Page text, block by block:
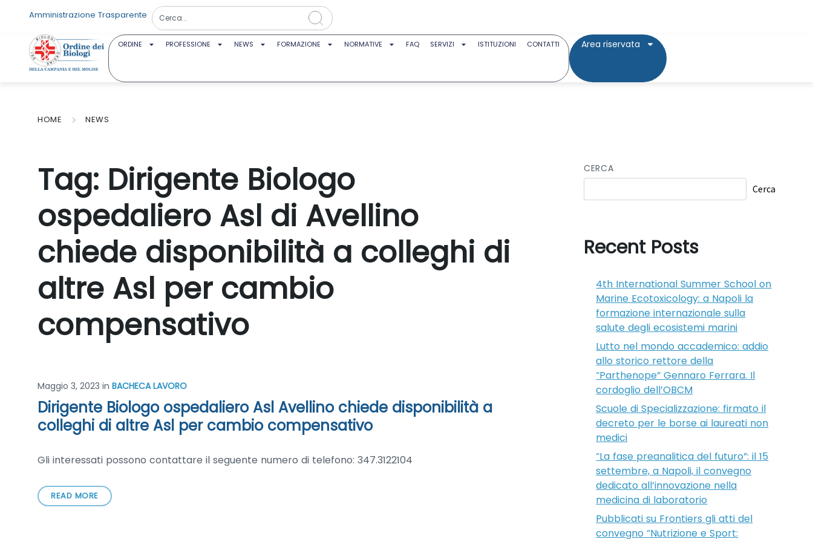
Amministrazione Trasparente
ORDINE PROFESSIONE NEWS FORMAZIONE NORMATIVE FAQ SERVIZI ISTITUZIONI CONTATTI Area riservata
HOME NEWS
Tag: Dirigente Biologo
ospedaliero Asl di Avellino
chiede disponibilità a colleghi di
altre Asl per cambio
compensativo
Maggio 3, 2023 in BACHECA LAVORO
Dirigente Biologo ospedaliero Asl Avellino chiede disponibilità a
colleghi di altre Asl per cambio compensativo
Gli interessati possono contattare il seguente numero di telefono: 347.3122104
READ MORE
CERCA
Cerca
Recent Posts
4th International Summer School on
Marine Ecotoxicology: a Napoli la
formazione internazionale sulla
salute degli ecosistemi marini
Lutto nel mondo accademico: addio
allo storico rettore della
“Parthenope” Gennaro Ferrara. Il
cordoglio dell’OBCM
Scuole di Specializzazione: firmato il
decreto per le borse ai laureati non
medici
“La fase preanalitica del futuro”: il 15
settembre, a Napoli, il convegno
dedicato all’innovazione nella
medicina di laboratorio
Pubblicati su Frontiers gli atti del
convegno “Nutrizione e Sport: